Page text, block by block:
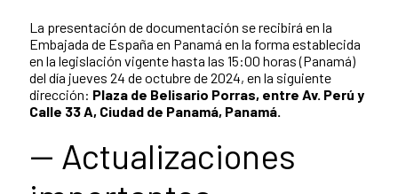
La presentación de documentación se recibirá en la
Embajada de España en Panamá en la forma establecida
en la legislación vigente hasta las 15:00 horas (Panamá)
del día jueves 24 de octubre de 2024, en la siguiente
dirección: Plaza de Belisario Porras, entre Av. Perú y
Calle 33 A, Ciudad de Panamá, Panamá.
-- Actualizaciones